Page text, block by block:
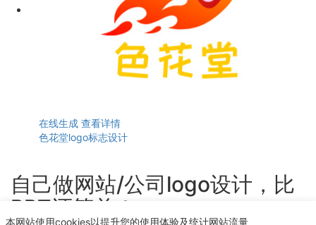
在线生成 查看详情
色花堂logo标志设计
自己做网站/公司logo设计，比
PPT还简单！
本网站使用cookies以提升您的使用体验及统计网站流量